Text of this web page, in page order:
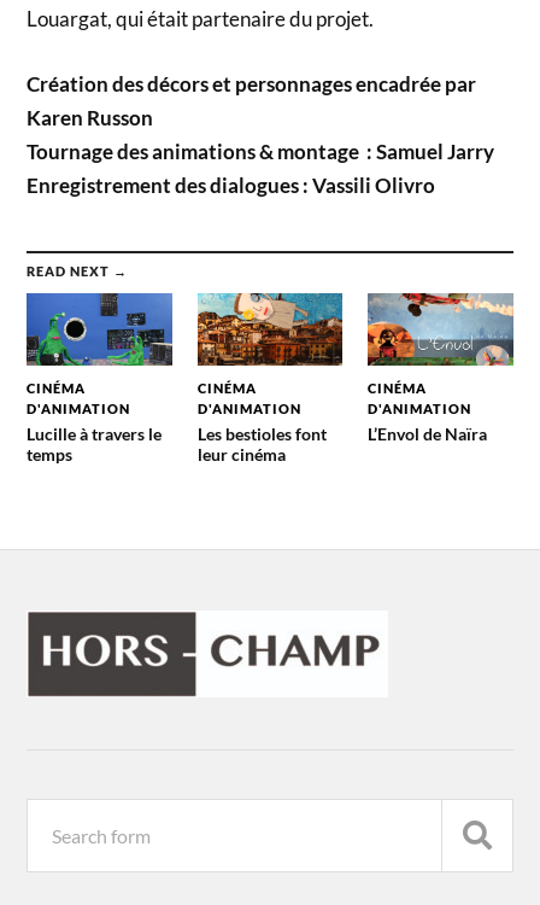
Louargat, qui était partenaire du projet.
Création des décors et personnages encadrée par
Karen Russon
Tournage des animations & montage : Samuel Jarry
Enregistrement des dialogues : Vassili Olivro
READ NEXT →
CINÉMA
D'ANIMATION
Lucille à travers le
temps
CINÉMA
D'ANIMATION
Les bestioles font
leur cinéma
CINÉMA
D'ANIMATION
L’Envol de Naïra